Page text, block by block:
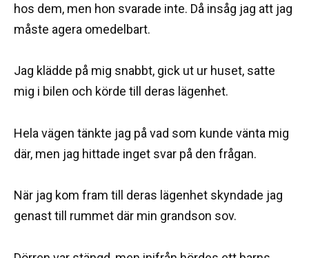
hos dem, men hon svarade inte. Då insåg jag att jag
måste agera omedelbart.
Jag klädde på mig snabbt, gick ut ur huset, satte
mig i bilen och körde till deras lägenhet.
Hela vägen tänkte jag på vad som kunde vänta mig
där, men jag hittade inget svar på den frågan.
När jag kom fram till deras lägenhet skyndade jag
genast till rummet där min grandson sov.